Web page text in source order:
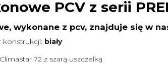
PCV z serii
wykonane z pcv, znajduje się w
konstrukcji: biały
72 z szarą uszczelką